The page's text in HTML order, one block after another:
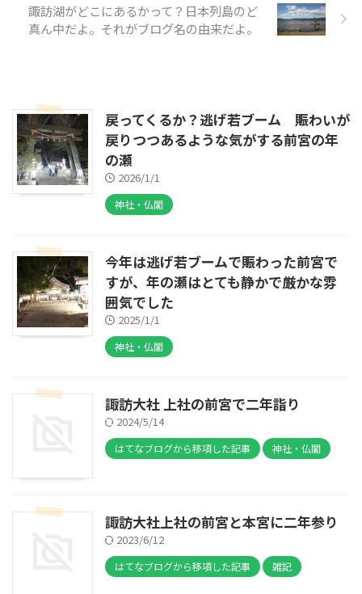
諏訪湖がどこにあるかって？日本列島のど
真ん中だよ。それがブログ名の由来だよ。
戻ってくるか？逃げ若ブーム 賑わいが
戻りつつあるような気がする前宮の年
の瀬
2026/1/1
神社・仏閣
今年は逃げ若ブームで賑わった前宮で
すが、年の瀬はとても静かで厳かな雰
囲気でした
2025/1/1
神社・仏閣
諏訪大社 上社の前宮で二年詣り
2024/5/14
はてなブログから移項した記事 神社・仏閣
諏訪大社上社の前宮と本宮に二年参り
2023/6/12
はてなブログから移項した記事 雑記